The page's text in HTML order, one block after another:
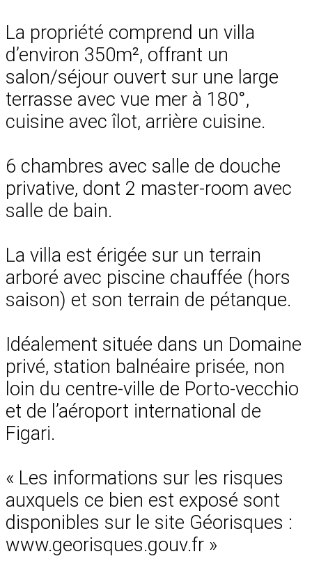
La propriété comprend un villa
d’environ 350m², offrant un
salon/séjour ouvert sur une large
terrasse avec vue mer à 180°,
cuisine avec îlot, arrière cuisine.
6 chambres avec salle de douche
privative, dont 2 master-room avec
salle de bain.
La villa est érigée sur un terrain
arboré avec piscine chauffée (hors
saison) et son terrain de pétanque.
Idéalement située dans un Domaine
privé, station balnéaire prisée, non
loin du centre-ville de Porto-vecchio
et de l’aéroport international de
Figari.
« Les informations sur les risques
auxquels ce bien est exposé sont
disponibles sur le site Géorisques :
www.georisques.gouv.fr »